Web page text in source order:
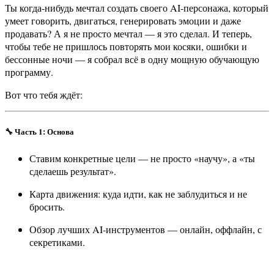
Ты когда-нибудь мечтал создать своего AI-персонажа, который
умеет говорить, двигаться, генерировать эмоции и даже
продавать? А я не просто мечтал — я это сделал. И теперь,
чтобы тебе не пришлось повторять мои косяки, ошибки и
бессонные ночи — я собрал всё в одну мощную обучающую
программу.
Вот что тебя ждёт:
🔧Часть 1: Основа
Ставим конкретные цели — не просто «научу», а «ты
сделаешь результат».
Карта движения: куда идти, как не заблудиться и не
бросить.
Обзор лучших AI-инструментов — онлайн, оффлайн, с
секретиками.